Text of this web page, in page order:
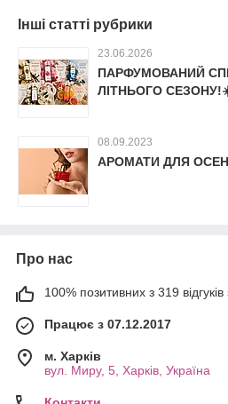
Інші статті рубрики
23.06.2026
ПАРФУМОВАНИЙ
ЛІТНЬОГО
08.09.2023
АРОМАТИ ДЛЯ
Про нас
100% позитивних з 319 відгуків
Працює з 07.12.2017
м. Харків
вул. Миру, 5, Харків, Україна